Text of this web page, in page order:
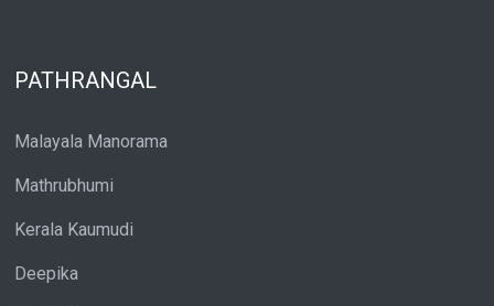
PATHRANGAL
Malayala Manorama
Mathrubhumi
Kerala Kaumudi
Deepika